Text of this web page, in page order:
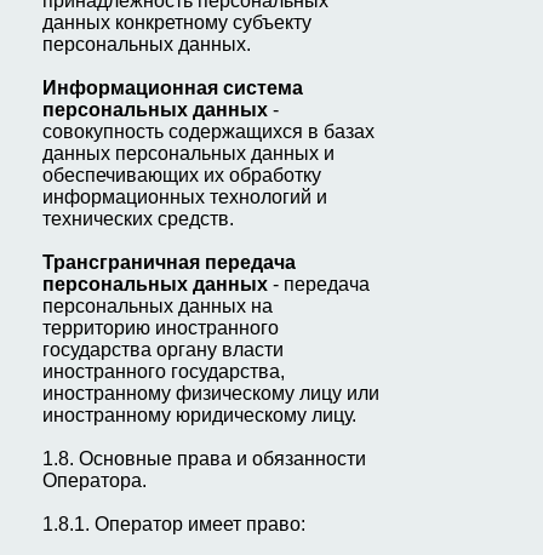
данных конкретному субъекту
персональных данных.
И нформационная система
персональных данных -
совокупность содержащихся в базах
данных персональных данных и
обеспечивающих их обработку
информационных технологий и
технических средств.
Трансграничная передача
персональных данных - передача
персональных данных на
территорию иностранного
государства органу власти
иностранного государства,
иностранному физическому лицу или
иностранному юридическому лицу.
1.8. Основные права и обязанности
Оператора.
1.8.1. Оператор имеет право: